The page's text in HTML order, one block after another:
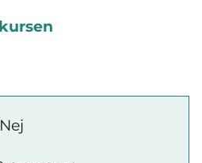
Nej